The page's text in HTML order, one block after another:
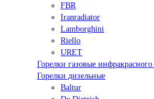
FBR
Iranradiator
Lamborghini
Riello
URET
Горелки газовые
Горелки дизельные
Baltur